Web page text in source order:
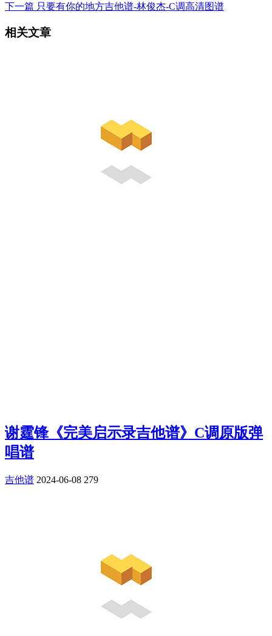
下一篇 只要有你的地方吉他谱-林俊杰-C调高清图谱
相关文章
谢霆锋《完美启示录吉他谱》C调原版弹
唱谱
吉他谱 2024-06-08 279